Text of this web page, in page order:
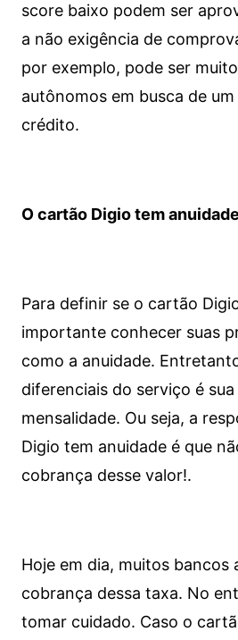
score baixo podem ser
a não exigência de
por exemplo, pode ser
autônomos em busca de
crédito.
O cartão Digio tem
Para definir se o cartão
importante conhecer suas
como a anuidade.
diferenciais do serviço é
mensalidade. Ou seja, a
Digio tem anuidade é que
cobrança desse valor!.
Hoje em dia, muitos bancos
cobrança dessa taxa. No
tomar cuidado. Caso o